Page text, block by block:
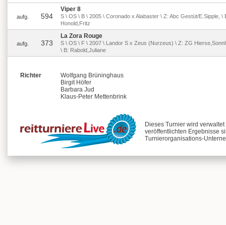
aufg. 594
Viper 8
S \ OS \ B \ 2005 \ Coronado x Alabaster \ Z: Abc Gestüt/E.Sipple, \
Honold,Fritz
aufg. 373
La Zora Rouge
S \ OS \ F \ 2007 \ Landor S x Zeus (Nurzeus) \ Z: ZG
\ B: Rabold,Juliane
Richter
Wolfgang Brüninghaus
Birgit Höfer
Barbara Jud
Klaus-Peter Mettenbrink
Dieses Turnier wird
veröffentlichten Ergebnisse
Turnierorganisations-